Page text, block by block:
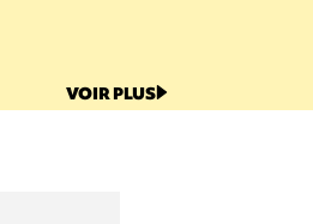
VOIR PLUS